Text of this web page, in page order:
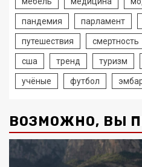
пандемия парламент
путешествия смертность
сша тренд туризм
учёные футбол
ВОЗМОЖНО, ВЫ